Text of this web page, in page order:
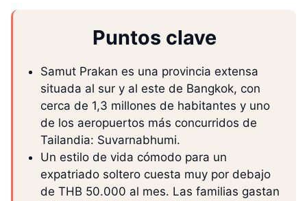
Puntos clave
Samut Prakan es una provincia extensa
situada al sur y al este de Bangkok, con
cerca de 1,3 millones de habitantes y uno
de los aeropuertos más concurridos de
Tailandia: Suvarnabhumi.
Un estilo de vida cómodo para un
expatriado soltero cuesta muy por debajo
de THB 50.000 al mes. Las familias gastan